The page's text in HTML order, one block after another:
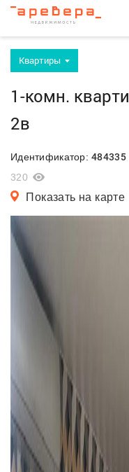
Квартиры
1-комн.
2в
Идентификатор:484335
320
Показать на карте